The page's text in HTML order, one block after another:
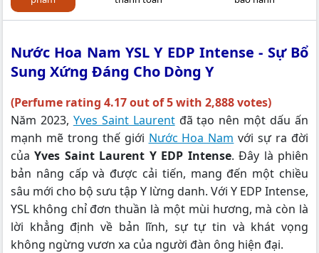
Nước Hoa Nam YSL Y EDP Intense - Sự Bổ
Sung Xứng Đáng Cho Dòng Y
(Perfume rating 4.17 out of 5 with 2,888 votes)
Năm 2023, Yves Saint Laurentđã tạo nên một dấu ấn
mạnh mẽ trong thế giới Nước Hoa Nam với sự ra đời
củaYves Saint Laurent Y EDP Intense. Đây là phiên
bản nâng cấp và được cải tiến, mang đến một chiều
sâu mới cho bộ sưu tập Y lừng danh. Với Y EDP Intense,
YSL không chỉ đơn thuần là một mùi hương, mà còn là
lời khẳng định về bản lĩnh, sự tự tin và khát vọng
không ngừng vươn xa của người đàn ông hiện đại.